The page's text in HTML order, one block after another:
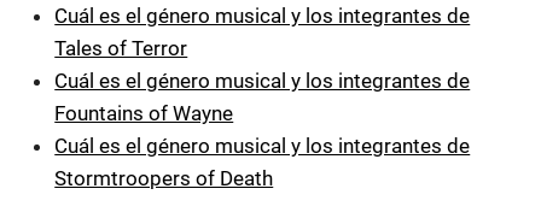
Cuál es el género musical y los integrantes de
Tales of Terror
Cuál es el género musical y los integrantes de
Fountains of Wayne
Cuál es el género musical y los integrantes de
Stormtroopers of Death